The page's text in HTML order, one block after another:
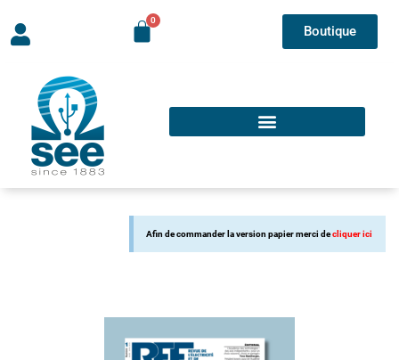
Boutique
Afin de commander la version papier merci decliquer ici